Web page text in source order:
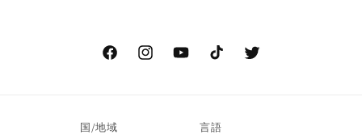
FacebookInstagramYouTubeTikTok Twitter
国/地域 言語